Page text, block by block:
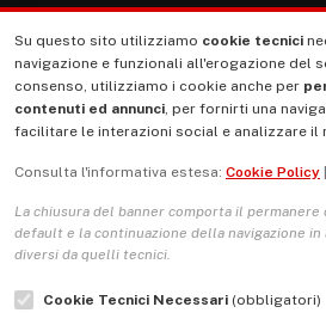
MENU
La Nostra Storia
Le Copertine
L’Associazione
Indirizzo Socio Politico Culturale
Su questo sito utilizziamo cookie tecnici
navigazione e funzionali all'erogazione del
consenso, utilizziamo i cookie anche per
contenuti ed annunci, per fornirti una
facilitare le interazioni social e analizzare
Consulta l'informativa estesa: Cookie Policy
La chiusura del banner comporta il
default e la continuazione della navigazione in
diversi da quelli tecnici.
Cookie Tecnici Necessari (obbligatori)